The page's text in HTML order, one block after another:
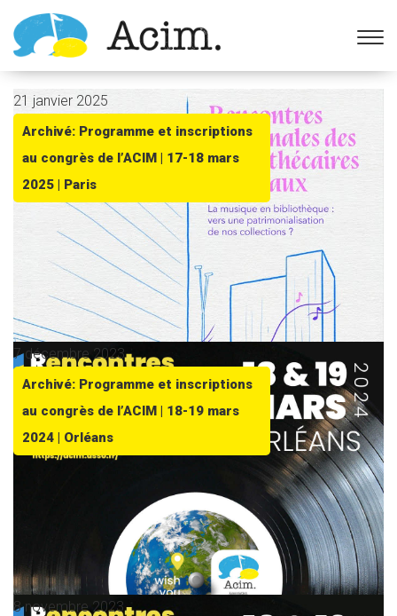
Ouvrir la barre d’outils
21 janvier 2025
Archivé: Programme et inscriptions
au congrès de l’ACIM | 17-18 mars
2025 | Paris
7 décembre 2023
Archivé: Programme et inscriptions
au congrès de l’ACIM | 18-19 mars
2024 | Orléans
8 novembre 2023